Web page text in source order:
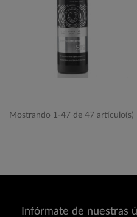
Mostrando 1-47 de 47 artículo(s)
Infórmate de nuestras